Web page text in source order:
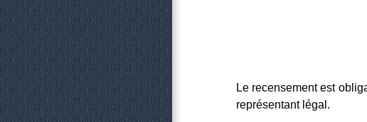
Le recensement est
représentant légal.